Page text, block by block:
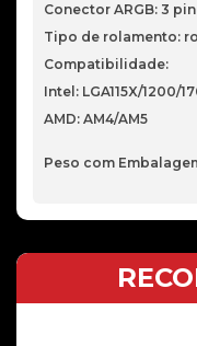
Conector ARGB: 3
Tipo de rolamento:
Compatibilidade:
Intel: LGA115X/1200/
AMD: AM4/AM5
Peso com